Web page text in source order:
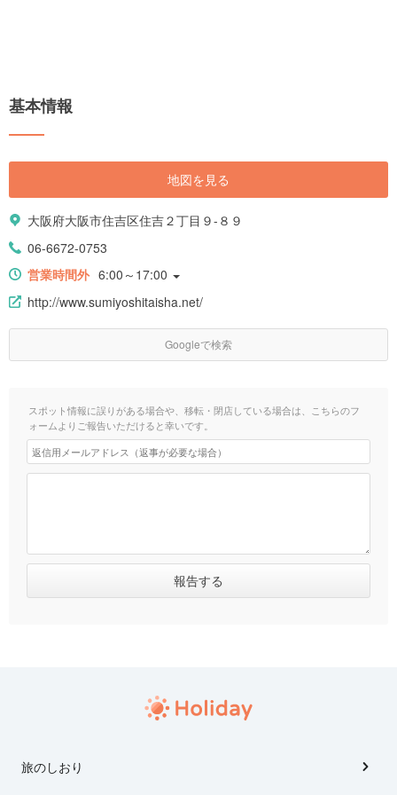
基本情報
地図を見る
大阪府大阪市住吉区住吉２丁目９-８９
06-6672-0753
営業時間外 6:00～17:00
http://www.sumiyoshitaisha.net/
Googleで検索
スポット情報に誤りがある場合や、移転・閉店している場合は、こちらのフ
ォームよりご報告いただけると幸いです。
旅のしおり